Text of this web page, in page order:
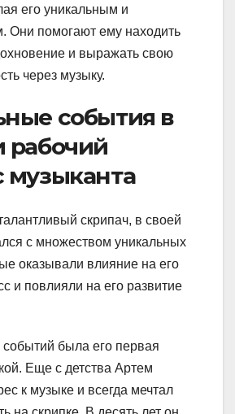
его уникальным и
Они помогают ему находить
и выражать свою
через музыку.
события в
рабочий
музыканта
скрипач, в своей
с множеством уникальных
оказывали влияние на его
и повлияли на его развитие
была его первая
Еще с детства Артем
к музыке и всегда мечтал